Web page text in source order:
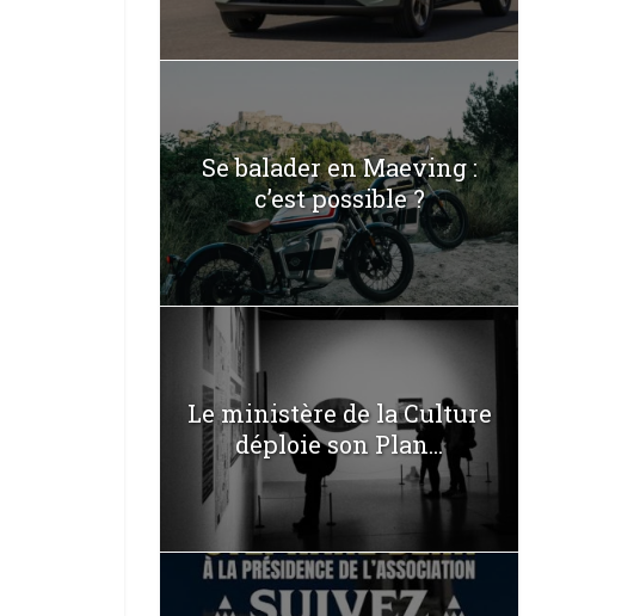
Se balader en Maeving :
c’est possible ?
Le ministère de la Culture
déploie son Plan...